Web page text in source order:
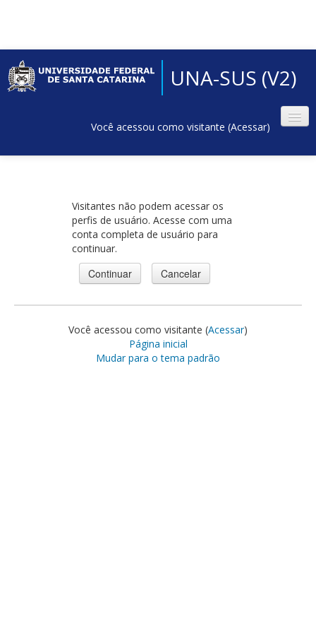
UNA-SUS (V2)
Você acessou como visitante (Acessar)
Visitantes não podem acessar os
perfis de usuário. Acesse com uma
conta completa de usuário para
continuar.
Você acessou como visitante (Acessar)
Página inicial
Mudar para o tema padrão